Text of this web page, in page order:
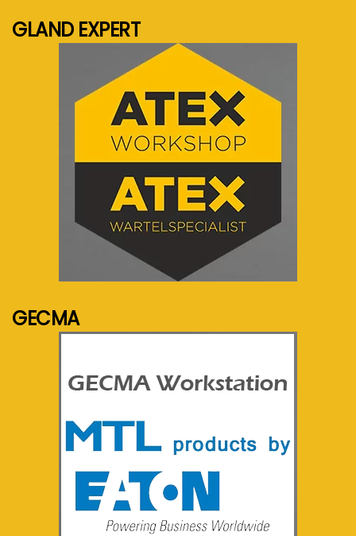
GLAND EXPERT
See more...
GECMA